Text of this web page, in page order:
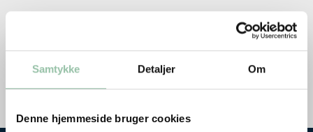
Samtykke Detaljer Om
Denne hjemmeside bruger cookies
D‑vitamin, B12, jod og selen. Se fiskens
ernæringsmæssige betydning i danskernes kost.